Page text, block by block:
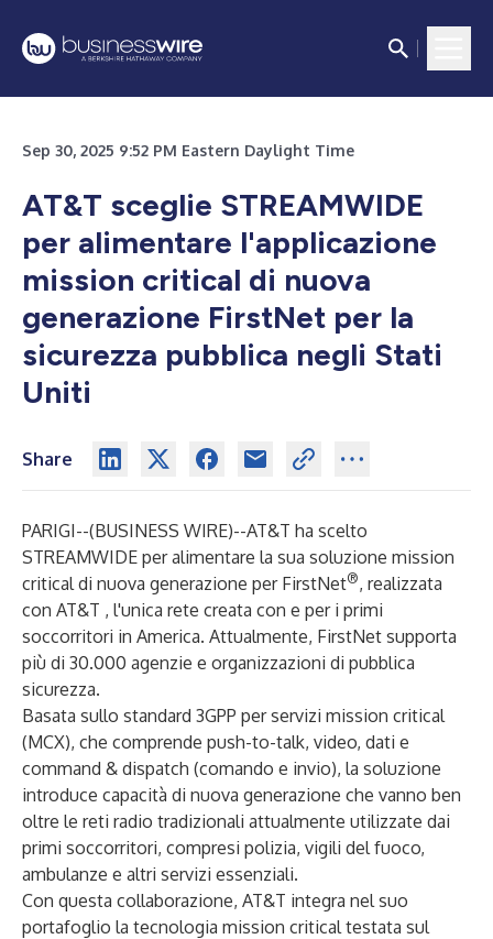
Sep 30, 2025 9:52 PM Eastern Daylight Time
AT&T sceglie STREAMWIDE
per alimentare l'applicazione
mission critical di nuova
generazione FirstNet per la
sicurezza pubblica negli Stati
Uniti
Share
PARIGI--(BUSINESS WIRE)--AT&T ha scelto
STREAMWIDE per alimentare la sua soluzione mission
critical di nuova generazione per FirstNet®, realizzata
con AT&T , l'unica rete creata con e per i primi
soccorritori in America. Attualmente, FirstNet supporta
più di 30.000 agenzie e organizzazioni di pubblica
sicurezza.
Basata sullo standard 3GPP per servizi mission critical
(MCX), che comprende push-to-talk, video, dati e
command & dispatch (comando e invio), la soluzione
introduce capacità di nuova generazione che vanno ben
oltre le reti radio tradizionali attualmente utilizzate dai
primi soccorritori, compresi polizia, vigili del fuoco,
ambulanze e altri servizi essenziali.
Con questa collaborazione, AT&T integra nel suo
portafoglio la tecnologia mission critical testata sul